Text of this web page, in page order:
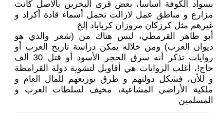
بسواد الكوفة أساسا، بعض قرى البحرين بالأصل كانت
مزارع و مناطق عمل لازالت تحمل أسماء قادة أكراد و
غيرهم مثل كرزكان مروزان كرباباد إلخ
أبو طاهر القرمطي، ليس هناك من (شعر والذي هو
ديوان العرب) ومن خلاله يمكن دراسة تاريخ العرب أو
روايات تذكر أنه سرق الحجر الأسود أو قتل 30 ألف
حاج!، أغلب الروايات هي أقاويل لتشوية دولة القرامطة
و للأن، فشكل دولتهم و طرق توزيعهم للمال العام و
ملكية الأراضي المشاعية، مخيف لسلطات العرب و
المسلمين